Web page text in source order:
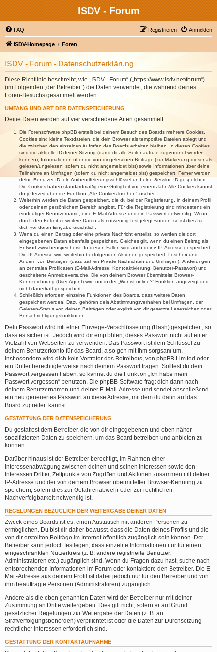
ISDV - Forum
FAQ Anmelden
Registrieren
ISDV-Homepage Foren
ISDV - Forum - Datenschutzerklärung
Diese Richtlinie beschreibt, wie „ISDV - Forum“ („https://www.isdv.net/forum“)
(im Folgenden „der Betreiber“) die Daten verwendet, die während deines
Foren-Besuchs gesammelt werden.
UMFANG UND ART DER DATENSPEICHERUNG
Deine Daten werden auf vier verschiedene Arten gesammelt:
Die Forensoftware phpBB erstellt bei deinem Besuch des Boards mehrere Cookies.
Cookies sind kleine Textdateien, die dein Browser als temporäre Dateien ablegt und
die zwischen den einzelnen Aufrufen des Boards erhalten bleiben. In diesen Cookies
sind die aktuelle ID deiner Sitzung (damit dir alle Seitenaufrufe zugeordnet werden
können), Informationen über die von dir gelesenen Beiträge (zur Markierung dieser als
gelesen/ungelesen; sofern du nicht angemeldet bist) sowie Informationen über deine
Teilnahme an Umfragen (sofern du nicht angemeldet bist) gespeichert. Ferner werden
deine Benutzer-ID, ein Authentifizierungsschlüssel und eine Session-ID gespeichert.
Die Cookies haben standardmäßig eine Gültigkeit von einem Jahr. Alle Cookies kannst
du jederzeit über die Funktion „Alle Cookies löschen“ löschen.
Weiterhin werden die Daten gespeichert, die du bei der Registrierung, in deinem Profil
oder deinem persönlichem Bereich angibst. Für die Registrierung sind mindestens ein
eindeutiger Benutzername, eine E-Mail-Adresse und ein Passwort notwendig. Wenn
durch den Betreiber weitere Daten als notwendig festgelegt wurden, so ist dies für
dich vor deren Eingabe ersichtlich.
Wenn du einen Beitrag oder eine private Nachricht erstellst, so werden die dort
eingegebenen Daten ebenfalls gespeichert. Gleiches gilt, wenn du einen Beitrag als
Entwurf zwischenspeicherst. In diesen Fällen wird auch deine IP-Adresse gespeichert.
Die IP-Adresse wird weiterhin bei folgenden Aktionen gespeichert: Löschen und
Ändern von Beiträgen (dazu zählen Private Nachrichten und Umfragen), Änderungen
an zentralen Profildaten (E-Mail-Adresse, Kontoaktivierung, Benutzer-Passwort) und
gescheiterte Anmeldeversuche. Die von deinem Browser übermittelte Browser-
Kennzeichnung (User Agent) wird nur in der „Wer ist online?“-Funktion angezeigt und
nicht dauerhaft gespeichert.
Schließlich erfordern einzelne Funktionen des Boards, dass weitere Daten
gespeichert werden. Dazu gehören dein Abstimmungsverhalten bei Umfragen, der
Gelesen-Status von deinen Beiträgen oder explizit von dir gesetzte Lesezeichen oder
Benachrichtigungsfunktionen.
Dein Passwort wird mit einer Einwege-Verschlüsselung (Hash) gespeichert, so
dass es sicher ist. Jedoch wird dir empfohlen, dieses Passwort nicht auf einer
Vielzahl von Webseiten zu verwenden. Das Passwort ist dein Schlüssel zu
deinem Benutzerkonto für das Board, also geh mit ihm sorgsam um.
Insbesondere wird dich kein Vertreter des Betreibers, von phpBB Limited oder
ein Dritter berechtigterweise nach deinem Passwort fragen. Solltest du dein
Passwort vergessen haben, so kannst du die Funktion „Ich habe mein
Passwort vergessen“ benutzen. Die phpBB-Software fragt dich dann nach
deinem Benutzernamen und deiner E-Mail-Adresse und sendet anschließend
ein neu generiertes Passwort an diese Adresse, mit dem du dann auf das
Board zugreifen kannst.
GESTATTUNG DER DATENSPEICHERUNG
Du gestattest dem Betreiber, die von dir eingegebenen und oben näher
spezifizierten Daten zu speichern, um das Board betreiben und anbieten zu
können.
Darüber hinaus ist der Betreiber berechtigt, im Rahmen einer
Interessenabwägung zwischen deinen und seinen Interessen sowie den
Interessen Dritter, Zeitpunkte von Zugriffen und Aktionen zusammen mit deiner
IP-Adresse und der von deinem Browser übermittelter Browser-Kennung zu
speichern, sofern dies zur Gefahrenabwehr oder zur rechtlichen
Nachverfolgbarkeit notwendig ist.
REGELUNGEN BEZÜGLICH DER WEITERGABE DEINER DATEN
Zweck eines Boards ist es, einen Austausch mit anderen Personen zu
ermöglichen. Du bist dir daher bewusst, dass die Daten deines Profils und die
von dir erstellten Beiträge im Internet öffentlich zugänglich sein können. Der
Betreiber kann jedoch festlegen, dass einzelne Informationen nur für einen
eingeschränkten Nutzerkreis (z. B. andere registrierte Benutzer,
Administratoren etc.) zugänglich sind. Wenn du Fragen dazu hast, suche nach
entsprechenden Informationen im Forum oder kontaktiere den Betreiber. Die E-
Mail-Adresse aus deinem Profil ist dabei jedoch nur für den Betreiber und von
ihm beauftragte Personen (Administratoren) zugänglich.
Andere als die oben genannten Daten wird der Betreiber nur mit deiner
Zustimmung an Dritte weitergeben. Dies gilt nicht, sofern er auf Grund
gesetzlicher Regelungen zur Weitergabe der Daten (z. B. an
Strafverfolgungsbehörden) verpflichtet ist oder die Daten zur Durchsetzung
rechtlicher Interessen erforderlich sind.
GESTATTUNG DER KONTAKTAUFNAHME